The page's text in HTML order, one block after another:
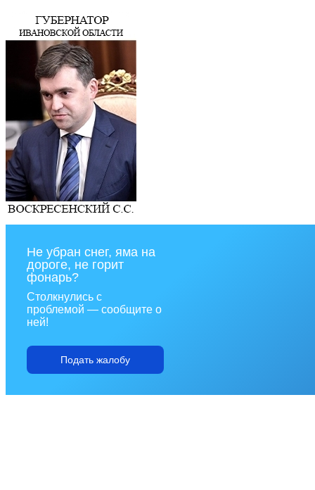
Не убран снег, яма на
дороге, не горит
фонарь?
Столкнулись с
проблемой — сообщите о
ней!
Подать жалобу